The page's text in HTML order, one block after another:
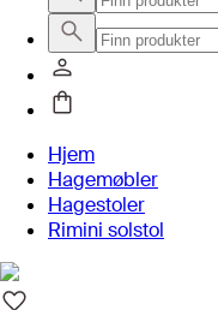
Hjem
Hagemøbler
Hagestoler
Rimini solstol